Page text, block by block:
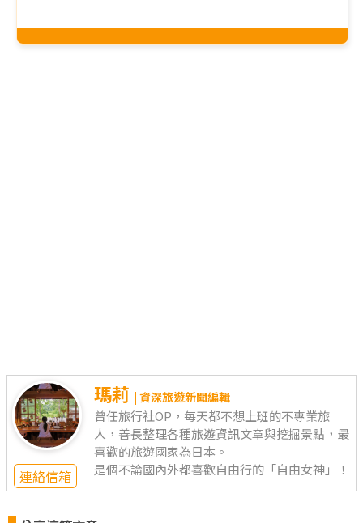
連絡信箱
瑪莉 | 資深旅遊新聞編輯
曾任旅行社OP，每天都不想上班的不專業旅
人，善長整理各種旅遊資訊文章與挖掘景點，最
喜歡的旅遊國家為日本。
是個不論國內外都喜歡自由行的「自由女神」！